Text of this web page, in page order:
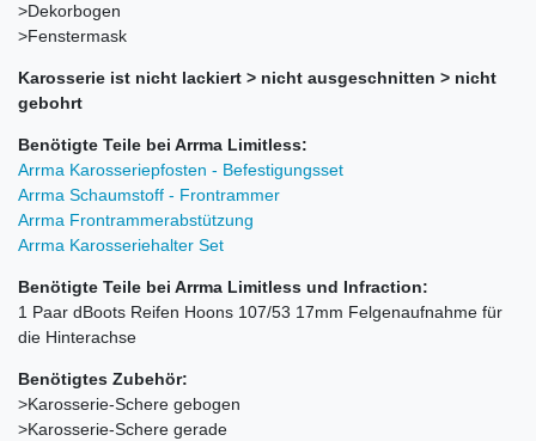
>Dekorbogen
>Fenstermask
Karosserie ist nicht lackiert > nicht ausgeschnitten > nicht
gebohrt
Benötigte Teile bei Arrma Limitless:
Arrma Karosseriepfosten - Befestigungsset
Arrma Schaumstoff - Frontrammer
Arrma Frontrammerabstützung
Arrma Karosseriehalter Set
Benötigte Teile bei Arrma Limitless und Infraction:
1 Paar dBoots Reifen Hoons 107/53 17mm Felgenaufnahme für
die Hinterachse
Benötigtes Zubehör:
>Karosserie-Schere gebogen
>Karosserie-Schere gerade